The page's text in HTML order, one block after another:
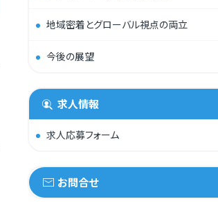
地域密着とグローバル視点の両立
今後の展望
求人情報
求人応募フォーム
お問合せ